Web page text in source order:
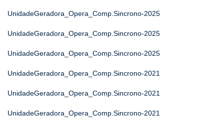
UnidadeGeradora_Opera_Comp.Sincrono-2025
UnidadeGeradora_Opera_Comp.Sincrono-2025
UnidadeGeradora_Opera_Comp.Sincrono-2025
UnidadeGeradora_Opera_Comp.Sincrono-2021
UnidadeGeradora_Opera_Comp.Sincrono-2021
UnidadeGeradora_Opera_Comp.Sincrono-2021